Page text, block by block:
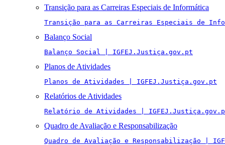
Transição para as Carreiras Especiais de Informática
Transição para as Carreiras Especiais de
Balanço Social
Balanço Social | IGFEJ.Justiça.gov.pt
Planos de Atividades
Planos de Atividades | IGFEJ.Justiça.gov.pt
Relatórios de Atividades
Relatório de Atividades |
Quadro de Avaliação e Responsabilização
Quadro de Avaliação e Responsabilização |